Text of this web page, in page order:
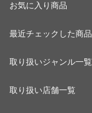
お気に入り商品
最近チェックした商品
取り扱いジャンル一覧
取り扱い店舗一覧